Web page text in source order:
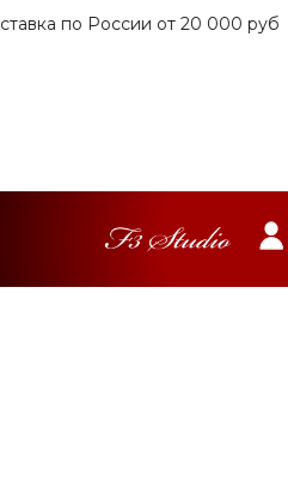
по России от 20 000 руб